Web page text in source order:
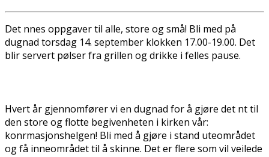
Det finnes oppgaver til alle, store og små! Bli med på
dugnad torsdag 14. september klokken 17.00-19.00. Det
blir servert pølser fra grillen og drikke i felles pause.
Hvert år gjennomfører vi en dugnad for å gjøre det fint til
den store og flotte begivenheten i kirken vår:
konfirmasjonshelgen! Bli med å gjøre i stand uteområdet
og få inneområdet til å skinne. Det er flere som vil veilede